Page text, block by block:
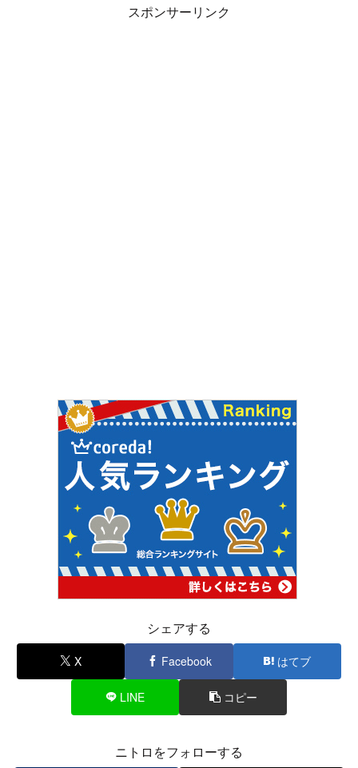
スポンサーリンク
シェアする
X Facebook はてブ
LINE コピー
ニトロをフォローする